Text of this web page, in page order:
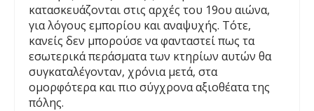
κατασκευάζονται στις αρχές του 19ου αιώνα,
για λόγους εμπορίου και αναψυχής. Τότε,
κανείς δεν μπορούσε να φανταστεί πως τα
εσωτερικά περάσματα των κτηρίων αυτών θα
συγκαταλέγονταν, χρόνια μετά, στα
ομορφότερα και πιο σύγχρονα αξιοθέατα της
πόλης.